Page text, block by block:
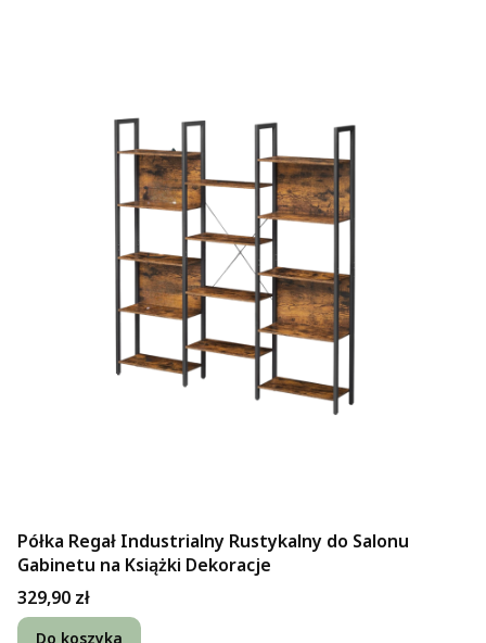
Półka Regał Industrialny Rustykalny do Salonu
Gabinetu na Książki Dekoracje
Cena
329,90 zł
Do koszyka